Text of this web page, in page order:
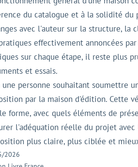
du catalogue et à la solidité
avec l'auteur sur la structure,
effectivement annoncées
sur chaque étape, il reste plus
et essais.
une personne souhaitant soumettre
par la maison d'édition. Cette
forme, avec quels éléments de
l'adéquation réelle du projet
plus claire, plus ciblée et
2026